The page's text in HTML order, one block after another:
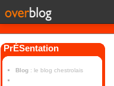
PrÉSentation
Blog : le blog chestrolais